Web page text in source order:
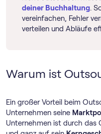
deiner Buchhaltung.
vereinfachen, Fehler
verteilen und Abläufe
Warum ist
Ein großer Vorteil beim
Unternehmen seine
Unternehmen ist durch das